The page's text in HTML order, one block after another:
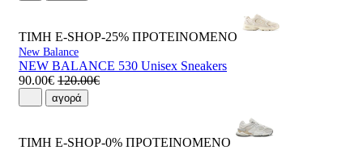
ΤΙΜΗ E-SHOP-25% ΠΡΟΤΕΙΝΟΜΕΝΟ
New Balance
NEW BALANCE 530 Unisex Sneakers
90.00€ 120.00€
αγορά
ΤΙΜΗ E-SHOP-0% ΠΡΟΤΕΙΝΟΜΕΝΟ